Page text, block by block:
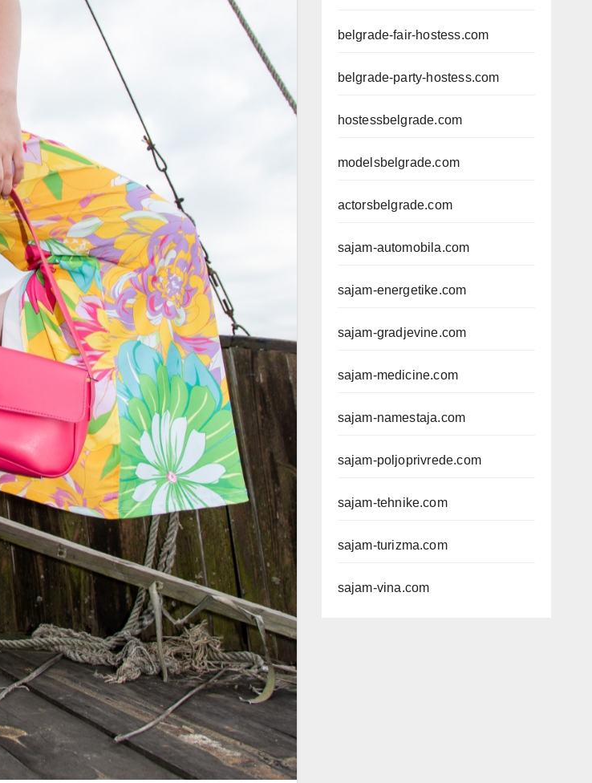
belgrade-fair-hostess.com
belgrade-party-hostess.com
hostessbelgrade.com
modelsbelgrade.com
actorsbelgrade.com
sajam-automobila.com
sajam-energetike.com
sajam-gradjevine.com
sajam-medicine.com
sajam-namestaja.com
sajam-poljoprivrede.com
sajam-tehnike.com
sajam-turizma.com
sajam-vina.com